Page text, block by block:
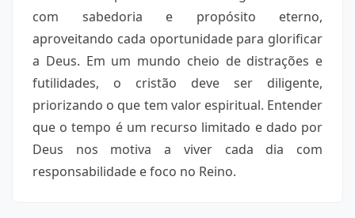
com sabedoria e propósito eterno,
aproveitando cada oportunidade para glorificar
a Deus. Em um mundo cheio de distrações e
futilidades, o cristão deve ser diligente,
priorizando o que tem valor espiritual. Entender
que o tempo é um recurso limitado e dado por
Deus nos motiva a viver cada dia com
responsabilidade e foco no Reino.